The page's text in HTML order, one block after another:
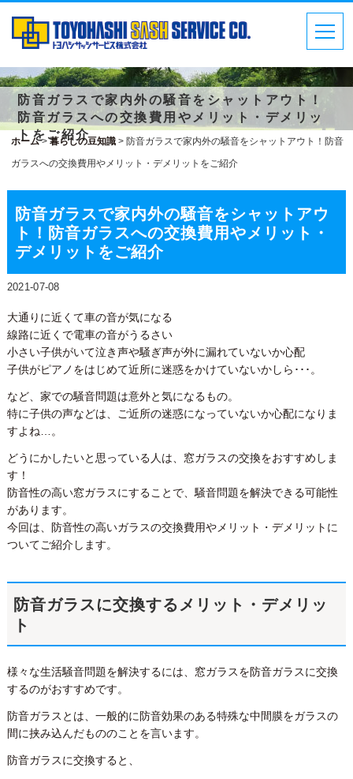
防音ガラスで家内外の騒音をシャットアウト！
防音ガラスへの交換費用やメリット・デメリッ
トをご紹介
ホーム>暮らしの豆知識> 防音ガラスで家内外の騒音をシャットアウト！防音
ガラスへの交換費用やメリット・デメリットをご紹介
防音ガラスで家内外の騒音をシャットアウ
ト！防音ガラスへの交換費用やメリット・
デメリットをご紹介
2021-07-08
大通りに近くて車の音が気になる
線路に近くで電車の音がうるさい
小さい子供がいて泣き声や騒ぎ声が外に漏れていないか心配
子供がピアノをはじめて近所に迷惑をかけていないかしら･･･。
など、家での騒音問題は意外と気になるもの。
特に子供の声などは、ご近所の迷惑になっていないか心配になりま
すよね…。
どうにかしたいと思っている人は、窓ガラスの交換をおすすめしま
す！
防音性の高い窓ガラスにすることで、騒音問題を解決できる可能性
があります。
今回は、防音性の高いガラスの交換費用やメリット・デメリットに
ついてご紹介します。
防音ガラスに交換するメリット・デメリッ
ト
様々な生活騒音問題を解決するには、窓ガラスを防音ガラスに交換
するのがおすすめです。
防音ガラスとは、一般的に防音効果のある特殊な中間膜をガラスの
間に挟み込んだもののことを言います。
防音ガラスに交換すると、